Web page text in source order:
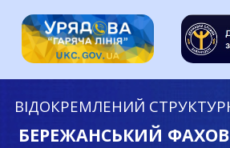
ВІДОКРЕМЛЕНИЙ
БЕРЕЖАНСЬКИЙ